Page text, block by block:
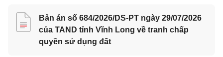
Bản án số 684/2026/DS-PT ngày 29/07/2026
của TAND tỉnh Vĩnh Long về tranh chấp
quyền sử dụng đất